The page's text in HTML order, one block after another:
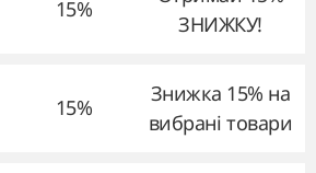
15%
ЗНИЖКУ!
15%
Знижка 15% на
вибрані товари